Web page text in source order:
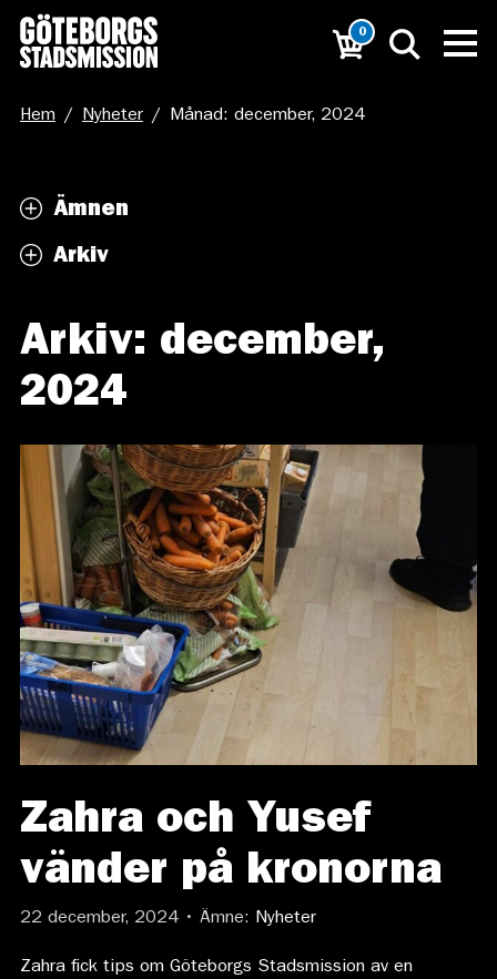
0
Hem / Nyheter / Månad: december, 2024
Ämnen
Arkiv
Arkiv: december,
2024
Zahra och Yusef
vänder på kronorna
22 december, 2024 • Ämne: Nyheter
Zahra fick tips om Göteborgs Stadsmission av en